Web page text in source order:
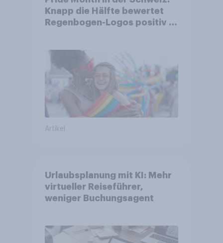
Knapp die Hälfte bewertet
Regenbogen-Logos positiv –
Artikel
Urlaubsplanung mit KI: Mehr
virtueller Reiseführer,
weniger Buchungsagent